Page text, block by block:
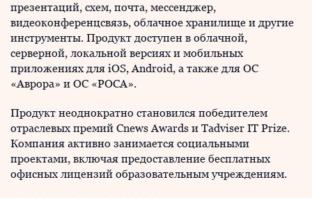
презентаций, схем, почта, мессенджер,
видеоконференцсвязь, облачное хранилище и другие
инструменты. Продукт доступен в облачной,
серверной, локальной версиях и мобильных
приложениях для iOS, Android, а также для ОС
«Аврора» и ОС «РОСА».
Продукт неоднократно становился победителем
отраслевых премий Cnews Awards и Tadviser IT Prize.
Компания активно занимается социальными
проектами, включая предоставление бесплатных
офисных лицензий образовательным учреждениям.